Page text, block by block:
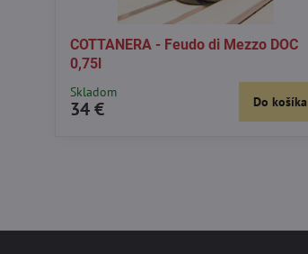
COTTANERA - Feudo di Mezzo DOC
0,75l
Skladom
34 € Do košíka